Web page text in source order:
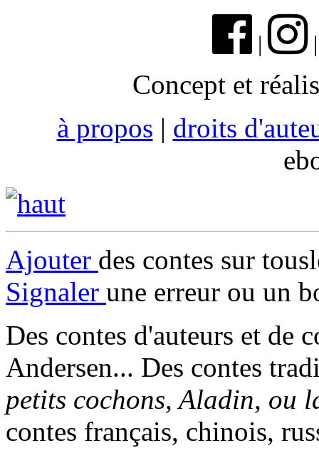
|
Concept et
à propos | droits
Ajouter des contes sur
Signaler une erreur ou un
Des contes d'auteurs et de
Andersen... Des contes
petits cochons, Aladin, ou
contes français, chinois,